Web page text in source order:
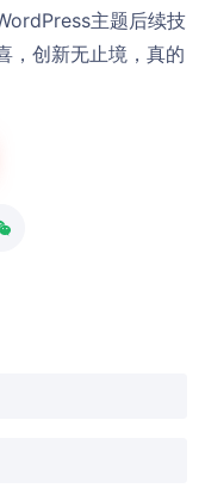
主题后续技
，创新无止境，真的